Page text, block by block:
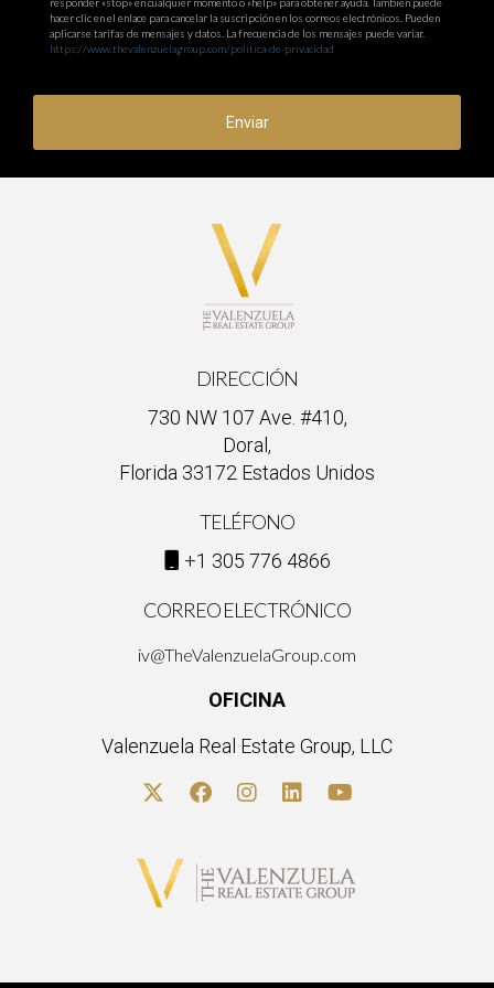
hacer clic en el enlace para cancelar la suscripción en los correos electrónicos. Pueden
aplicarse tarifas de mensajes y datos. La frecuencia de los mensajes puede variar.
https://www.thevalenzuelagroup.com/politica-de-privacidad
Enviar
DIRECCIÓN
730 NW 107 Ave. #410,
Doral,
Florida 33172 Estados Unidos
TELÉFONO
+1 305 776 4866
CORREO ELECTRÓNICO
iv@TheValenzuelaGroup.com
OFICINA
Valenzuela Real Estate Group, LLC